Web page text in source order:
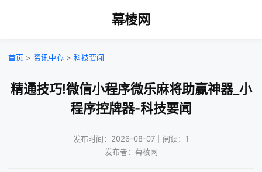
幕棱网
首页 > 资讯中心 > 科技要闻
精通技巧!微信小程序微乐麻将助赢神器_小
程序控牌器-科技要闻
发布时间：2026-08-07｜阅读：1
发布者：幕棱网